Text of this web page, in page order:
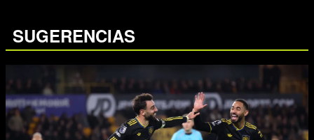
SUGERENCIAS